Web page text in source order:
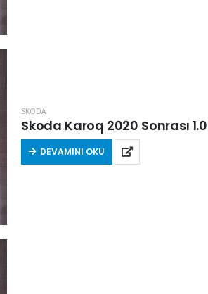
SKODA
Skoda Karoq 2020 Sonrası
DEVAMINI OKU